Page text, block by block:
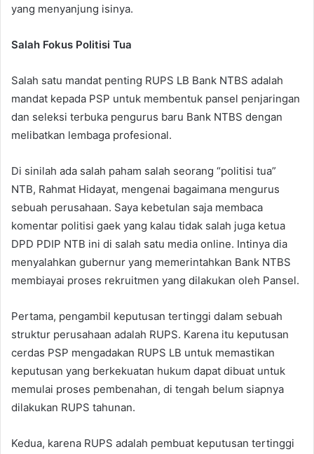
yang menyanjung isinya.
Salah Fokus Politisi Tua
Salah satu mandat penting RUPS LB Bank NTBS adalah
mandat kepada PSP untuk membentuk pansel penjaringan
dan seleksi terbuka pengurus baru Bank NTBS dengan
melibatkan lembaga profesional.
Di sinilah ada salah paham salah seorang “politisi tua”
NTB, Rahmat Hidayat, mengenai bagaimana mengurus
sebuah perusahaan. Saya kebetulan saja membaca
komentar politisi gaek yang kalau tidak salah juga ketua
DPD PDIP NTB ini di salah satu media online. Intinya dia
menyalahkan gubernur yang memerintahkan Bank NTBS
membiayai proses rekruitmen yang dilakukan oleh Pansel.
Pertama, pengambil keputusan tertinggi dalam sebuah
struktur perusahaan adalah RUPS. Karena itu keputusan
cerdas PSP mengadakan RUPS LB untuk memastikan
keputusan yang berkekuatan hukum dapat dibuat untuk
memulai proses pembenahan, di tengah belum siapnya
dilakukan RUPS tahunan.
Kedua, karena RUPS adalah pembuat keputusan tertinggi